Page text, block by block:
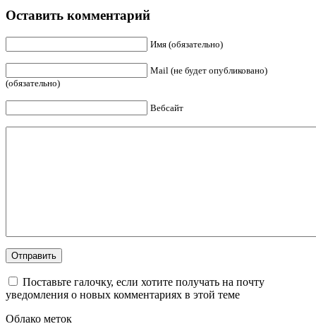
Оставить комментарий
Имя (обязательно)
Mail (не будет опубликовано)
(обязательно)
Вебсайт
Поставьте галочку, если хотите получать на почту
уведомления о новых комментариях в этой теме
Облако меток